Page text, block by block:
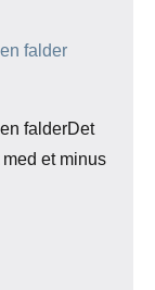
falder
falderDet
et minus